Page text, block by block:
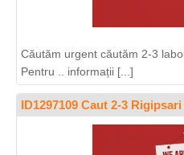
Căutăm urgent căutăm 2-3
Pentru .. informații [...]
ID1297109 Caut 2-3